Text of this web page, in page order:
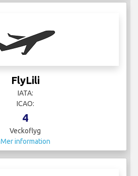
FlyLili
IATA:
ICAO:
4
Veckoflyg
Mer information